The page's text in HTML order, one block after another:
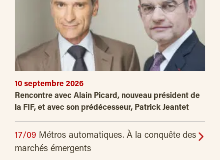
10 septembre 2026
Rencontre avec Alain Picard, nouveau président de
la FIF, et avec son prédécesseur, Patrick Jeantet
17/09 Métros automatiques. À la conquête des
marchés émergents